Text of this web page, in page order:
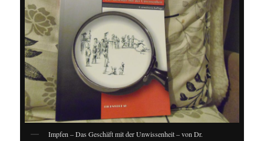
Impfen – Das Geschäft mit der Unwissenheit – von Dr.